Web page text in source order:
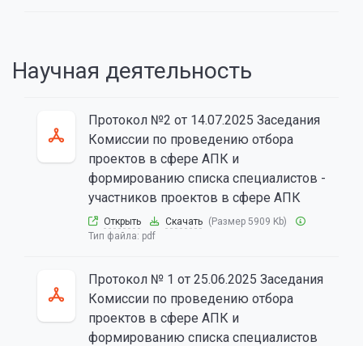
Научная деятельность
Протокол №2 от 14.07.2025 Заседания
Комиссии по проведению отбора
проектов в сфере АПК и
формированию списка специалистов -
участников проектов в сфере АПК
Открыть Скачать (Размер 5909 Kb)
Тип файла: pdf
Протокол № 1 от 25.06.2025 Заседания
Комиссии по проведению отбора
проектов в сфере АПК и
формированию списка специалистов